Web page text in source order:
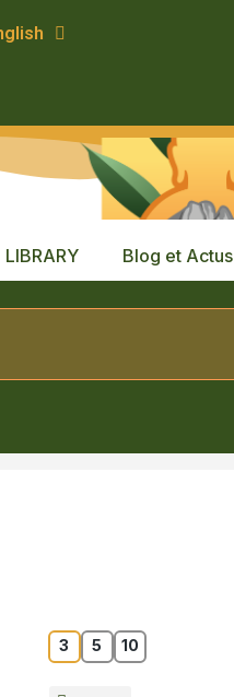
LIBRARY Blog et Actus
3 5 10